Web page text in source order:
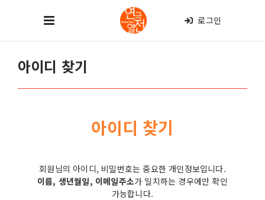
로그인
아이디 찾기
아이디 찾기
회원님의 아이디, 비밀번호는 중요한 개인정보입니다.
이름, 생년월일, 이메일주소가 일치하는 경우에만 확인
가능합니다.